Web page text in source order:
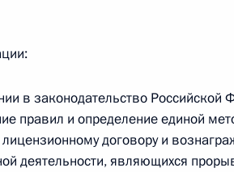
в законодательство Российской
правил и определение единой
договору и
деятельности, являющихся